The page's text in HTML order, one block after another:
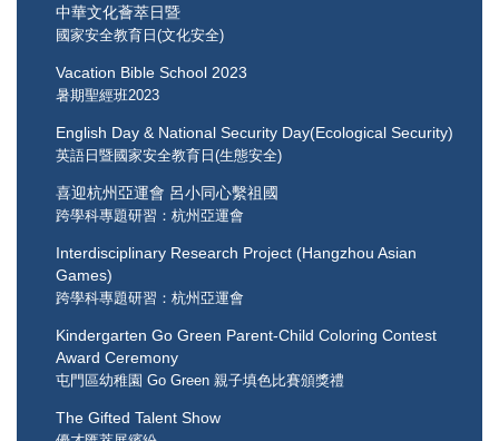
中華文化薈萃日暨
國家安全教育日(文化安全)
Vacation Bible School 2023
暑期聖經班2023
English Day & National Security Day(Ecological Security)
英語日暨國家安全教育日(生態安全)
喜迎杭州亞運會 呂小同心繫祖國
跨學科專題研習：杭州亞運會
Interdisciplinary Research Project (Hangzhou Asian
Games)
跨學科專題研習：杭州亞運會
Kindergarten Go Green Parent-Child Coloring Contest
Award Ceremony
屯門區幼稚園 Go Green 親子填色比賽頒獎禮
The Gifted Talent Show